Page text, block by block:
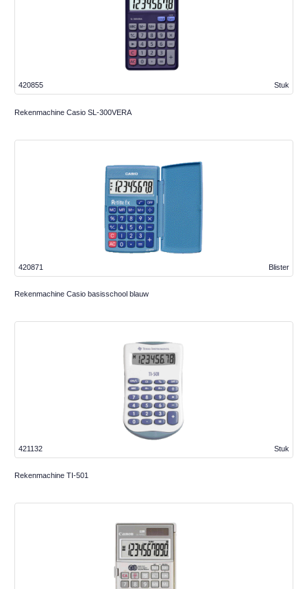
Stuk
420855
Rekenmachine Casio SL-300VERA
Blister
420871
Rekenmachine Casio basisschool blauw
Stuk
421132
Rekenmachine TI-501